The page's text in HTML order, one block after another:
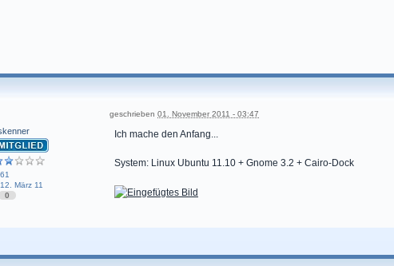
61
12. März 11
0
geschrieben 01. November 2011 - 03:47
Ich mache den Anfang...
System: Linux Ubuntu 11.10 + Gnome 3.2 + Cairo-Dock